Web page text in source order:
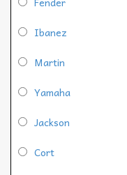
Ibanez
Martin
Yamaha
Jackson
Cort